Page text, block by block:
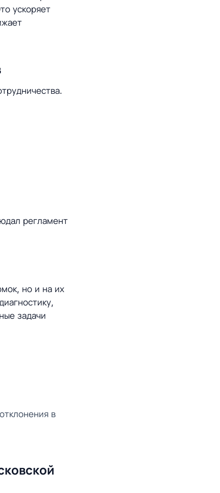
ускоряет
регламент
но и на их
задачи
в